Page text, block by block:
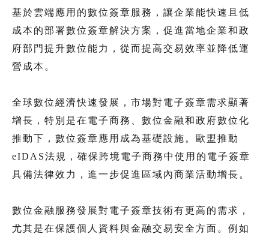
基於雲端應用的數位簽章服務，讓企業能快速且低
成本的部署數位簽章解決方案，促進當地企業和政
府部門提升數位能力，從而提高交易效率並降低運
營成本。
全球數位經濟快速發展，市場對電子簽章需求顯著
增長，特別是在電子商務、數位金融和政府數位化
推動下，數位簽章應用成為基礎設施。歐盟推動
eIDAS法規，確保跨境電子商務中使用的電子簽章
具備法律效力，進一步促進區域內商業活動增長。
數位金融服務發展對電子簽章技術有更高的需求，
尤其是在保護個人資料與金融交易安全方面。例如